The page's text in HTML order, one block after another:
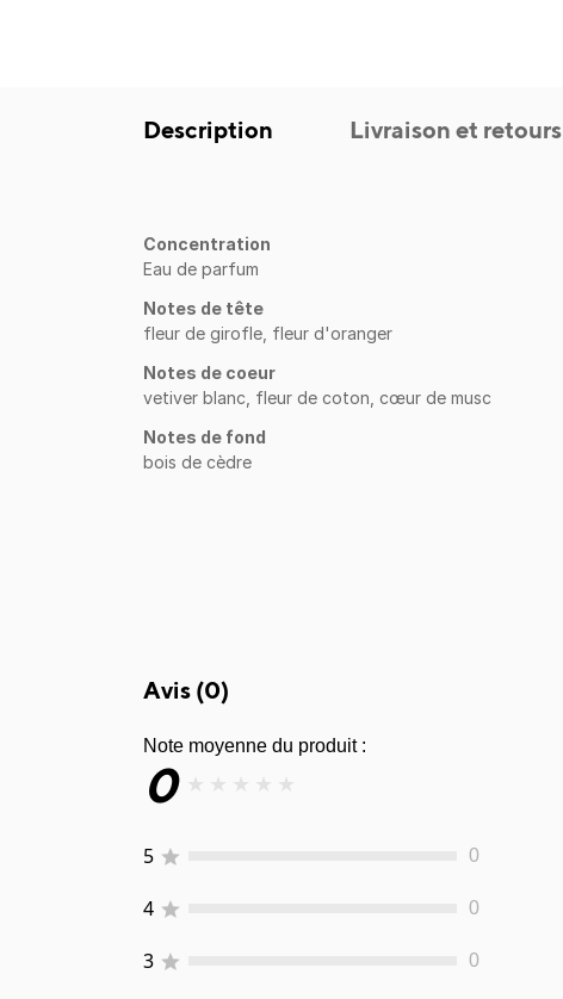
Description Livraison et retours
Concentration
Eau de parfum
Notes de tête
fleur de girofle, fleur d'oranger
Notes de coeur
vetiver blanc, fleur de coton, cœur de musc
Notes de fond
bois de cèdre
Avis (0)
Note moyenne du produit :
0 ★ ★ ★ ★ ★
5 0
4 0
3 0